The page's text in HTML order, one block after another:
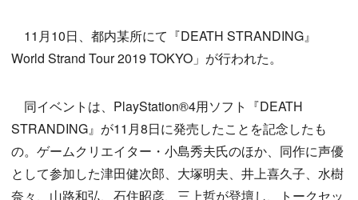
11月10日、都内某所にて『DEATH STRANDING』
World Strand Tour 2019 TOKYO」が行われた。
同イベントは、PlayStation®4用ソフト『DEATH
STRANDING』が11月8日に発売したことを記念したも
の。ゲームクリエイター・小島秀夫氏のほか、同作に声優
として参加した津田健次郎、大塚明夫、井上喜久子、水樹
奈々、山路和弘、石住昭彦、三上哲が登壇し、トークセッ